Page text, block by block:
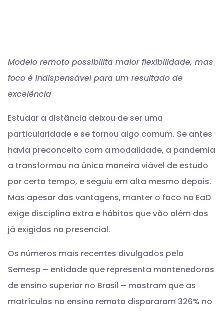
Modelo remoto possibilita maior flexibilidade, mas
foco é indispensável para um resultado de
excelência
Estudar a distância deixou de ser uma
particularidade e se tornou algo comum. Se antes
havia preconceito com a modalidade, a pandemia
a transformou na única maneira viável de estudo
por certo tempo, e seguiu em alta mesmo depois.
Mas apesar das vantagens, manter o foco no EaD
exige disciplina extra e hábitos que vão além dos
já exigidos no presencial.
Os números mais recentes divulgados pelo
Semesp – entidade que representa mantenedoras
de ensino superior no Brasil – mostram que as
matrículas no ensino remoto dispararam 326% no